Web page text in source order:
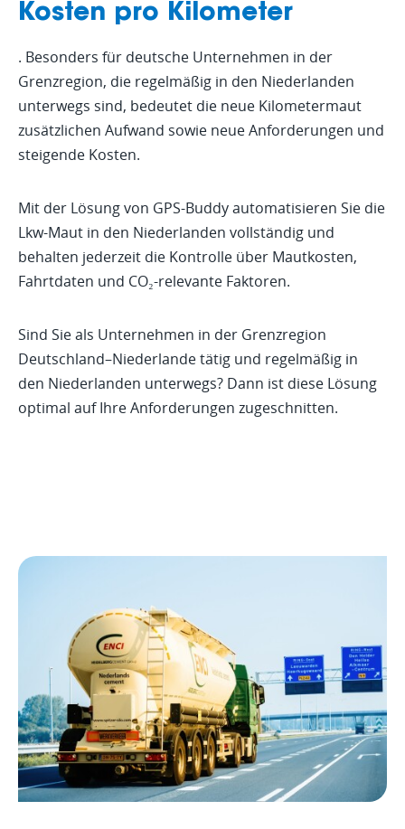
Kosten pro Kilometer
. Besonders für deutsche Unternehmen in der
Grenzregion, die regelmäßig in den Niederlanden
unterwegs sind, bedeutet die neue Kilometermaut
zusätzlichen Aufwand sowie neue Anforderungen und
steigende Kosten.
Mit der Lösung von GPS-Buddy automatisieren Sie die
Lkw-Maut in den Niederlanden vollständig und
behalten jederzeit die Kontrolle über Mautkosten,
Fahrtdaten und CO₂-relevante Faktoren.
Sind Sie als Unternehmen in der Grenzregion
Deutschland–Niederlande tätig und regelmäßig in
den Niederlanden unterwegs? Dann ist diese Lösung
optimal auf Ihre Anforderungen zugeschnitten.